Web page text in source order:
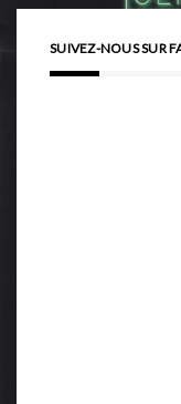
SUIVEZ-NOUS SUR